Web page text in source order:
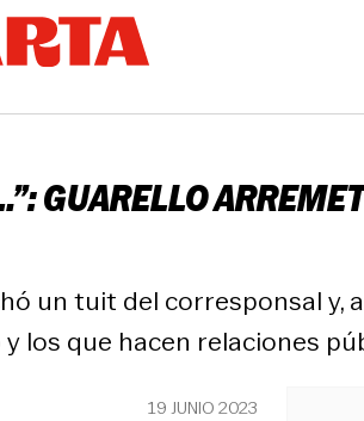
GUARELLO
un tuit del corresponsal y,
que hacen relaciones
19 JUNIO 2023